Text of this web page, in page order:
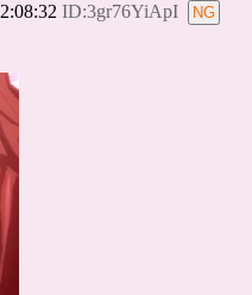
ID:3gr76YiApI